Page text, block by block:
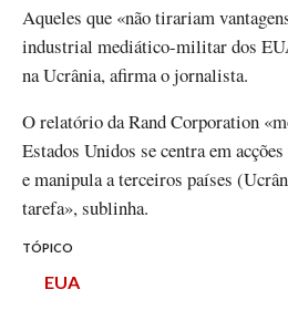
Aqueles que «não tirariam
industrial mediático-militar dos
na Ucrânia, afirma o jornalista.
O relatório da Rand Corporation
Estados Unidos se centra em
e manipula a terceiros países
tarefa», sublinha.
TÓPICO
EUA